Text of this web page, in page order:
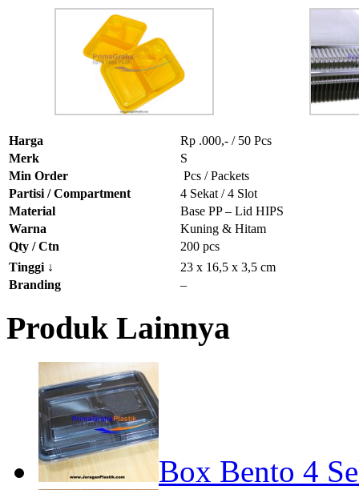
Harga
Rp .000,- / 50 Pcs
Merk
S
Min Order
Pcs / Packets
Partisi / Compartment
4 Sekat / 4 Slot
Material
Base PP – Lid HIPS
Warna
Kuning & Hitam
Qty / Ctn
200 pcs
Tinggi ↓
23 x 16,5 x 3,5 cm
Branding
–
Produk Lainnya
Box Bento 4